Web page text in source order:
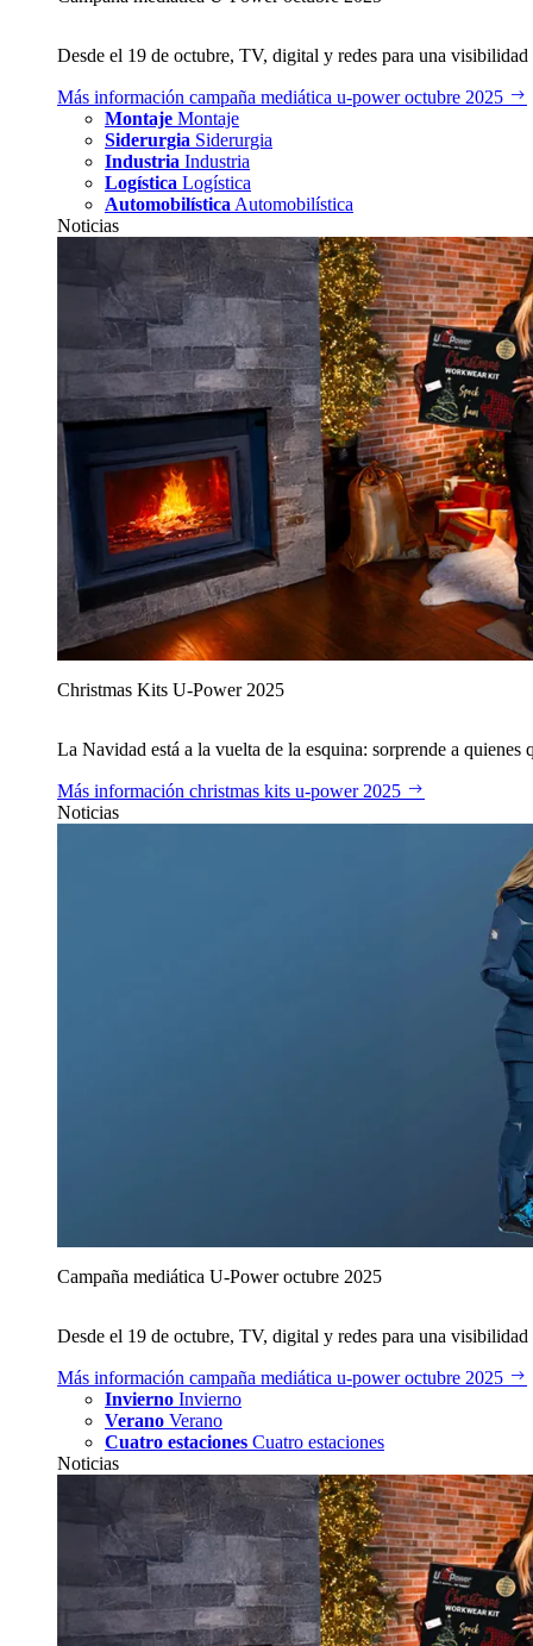
Desde el 19 de octubre, TV, digital y redes para una
Más información campaña mediática u‑power octubre 2025
Montaje Montaje
Siderurgia Siderurgia
Industria Industria
Logística Logística
Automobilística Automobilística
Noticias
Christmas Kits U‑Power 2025
La Navidad está a la vuelta de la esquina: sorprende a
Más información christmas kits u‑power 2025
Noticias
Campaña mediática U‑Power octubre 2025
Desde el 19 de octubre, TV, digital y redes para una
Más información campaña mediática u‑power octubre 2025
Invierno Invierno
Verano Verano
Cuatro estaciones Cuatro estaciones
Noticias